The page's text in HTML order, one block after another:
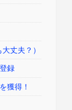
丈夫？）
録
獲得！